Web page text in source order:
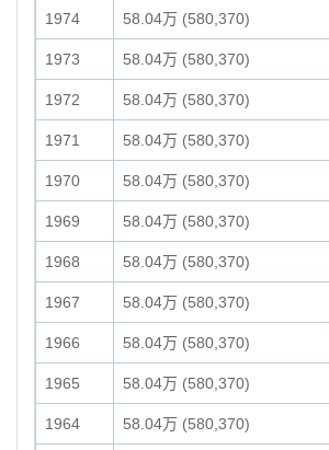
1974 58.04万 (580,370)
1973 58.04万 (580,370)
1972 58.04万 (580,370)
1971 58.04万 (580,370)
1970 58.04万 (580,370)
1969 58.04万 (580,370)
1968 58.04万 (580,370)
1967 58.04万 (580,370)
1966 58.04万 (580,370)
1965 58.04万 (580,370)
1964 58.04万 (580,370)